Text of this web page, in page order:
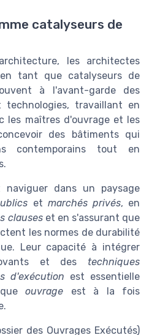
catalyseurs de
les architectes
tant que catalyseurs de
à l'avant-garde des
technologies, travaillant en
les maîtres d'ouvrage et les
des bâtiments qui
contemporains tout en
naviguer dans un paysage
et marchés privés, en
clauseset en s'assurant que
les normes de durabilité
Leur capacité à intégrer
et des techniques
d'exécution est essentielle
ouvrage est à la fois
des Ouvrages Exécutés)